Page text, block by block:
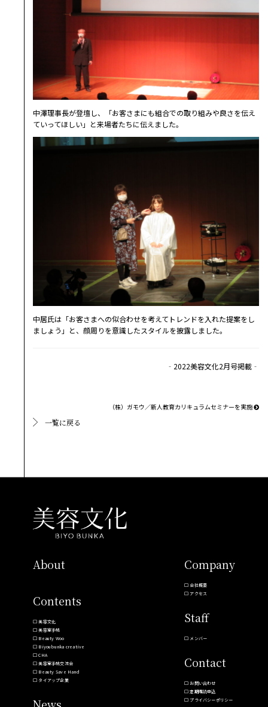
中澤理事長が登壇し、「お客さまにも組合での取り組みや良さを伝え
ていってほしい」と来場者たちに伝えました。
中居氏は「お客さまへの似合わせを考えてトレンドを入れた提案をし
ましょう」と、顔周りを意識したスタイルを披露しました。
‐2022美容文化2月号掲載‐
（株）ガモウ／新人教育カリキュラムセミナーを実施
一覧に戻る
About
Contents
美容文化
美容室手帖
Beauty Woo
Biyoubunka creative
CHA
美容室手帖交流会
Beauty Save Hand
タイアップ企業
Company
会社概要
アクセス
Staff
メンバー
Contact
お問い合わせ
定期購読申込
プライバシーポリシー